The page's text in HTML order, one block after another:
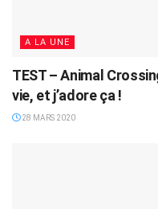
A LA UNE
TEST – Animal
vie, et j’adore ça !
28 MARS 2020